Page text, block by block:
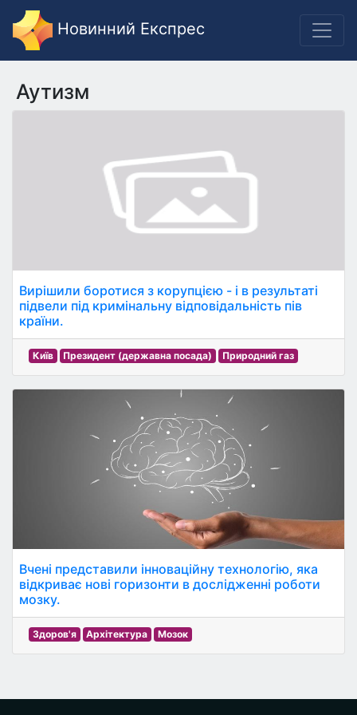
Новинний Експрес
Аутизм
Вирішили боротися з корупцією - і в результаті
підвели під кримінальну відповідальність пів
країни.
Київ Президент (державна посада) Природний газ
Вчені представили інноваційну технологію, яка
відкриває нові горизонти в дослідженні роботи
мозку.
Здоров'я Архітектура Мозок